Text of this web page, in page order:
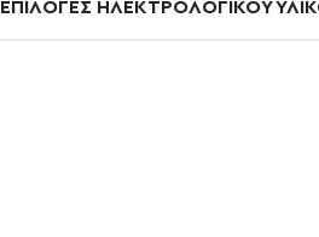
ΕΠΙΛΟΓΈΣ ΗΛΕΚΤΡΟΛΟΓΙΚΟΎ